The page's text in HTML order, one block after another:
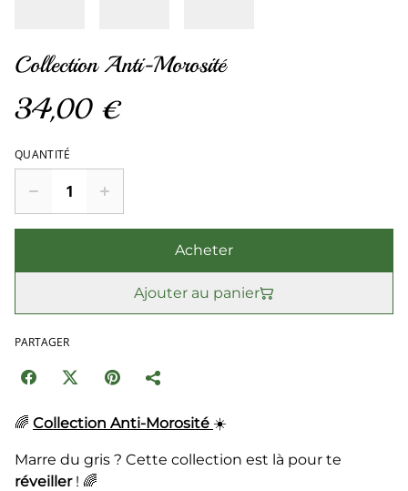
Collection Anti-Morosité
34,00 €
QUANTITÉ
Acheter
Ajouter au panier
PARTAGER
🌈 Collection Anti-Morosité ☀️
Marre du gris ? Cette collection est là pour te
réveiller! 🌈